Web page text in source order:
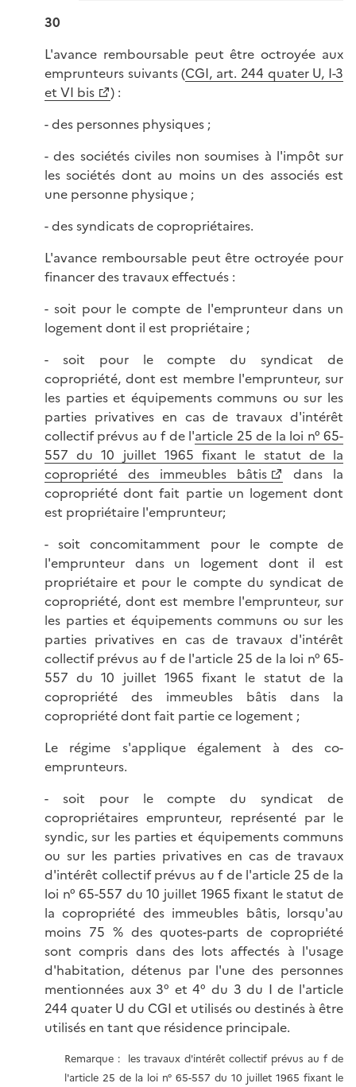
30
L'avance remboursable peut être octroyée aux
emprunteurs suivants (CGI, art. 244 quater U, I-3
et VI bis
) :
- des personnes physiques ;
- des sociétés civiles non soumises à l'impôt sur
les sociétés dont au moins un des associés est
une personne physique ;
- des syndicats de copropriétaires.
L'avance remboursable peut être octroyée pour
financer des travaux effectués :
- soit pour le compte de l'emprunteur dans un
logement dont il est propriétaire ;
- soit pour le compte du syndicat de
copropriété, dont est membre l'emprunteur, sur
les parties et équipements communs ou sur les
parties privatives en cas de travaux d'intérêt
collectif prévus au f de l'article 25 de la loi n° 65-
557 du 10 juillet 1965 fixant le statut de la
copropriété des immeubles bâtis
dans la
copropriété dont fait partie un logement dont
est propriétaire l'emprunteur;
- soit concomitamment pour le compte de
l'emprunteur dans un logement dont il est
propriétaire et pour le compte du syndicat de
copropriété, dont est membre l'emprunteur, sur
les parties et équipements communs ou sur les
parties privatives en cas de travaux d'intérêt
collectif prévus au f de l'article 25 de la loi n° 65-
557 du 10 juillet 1965 fixant le statut de la
copropriété des immeubles bâtis dans la
copropriété dont fait partie ce logement ;
Le régime s'applique également à des co-
emprunteurs.
- soit pour le compte du syndicat de
copropriétaires emprunteur, représenté par le
syndic, sur les parties et équipements communs
ou sur les parties privatives en cas de travaux
d'intérêt collectif prévus au f de l'article 25 de la
loi n° 65-557 du 10 juillet 1965 fixant le statut de
la copropriété des immeubles bâtis, lorsqu'au
moins 75 % des quotes-parts de copropriété
sont compris dans des lots affectés à l'usage
d'habitation, détenus par l'une des personnes
mentionnées aux 3° et 4° du 3 du I de l'article
244 quater U du CGI et utilisés ou destinés à être
utilisés en tant que résidence principale.
Remarque : les travaux d'intérêt collectif prévus au f de
l'article 25 de la loi n° 65-557 du 10 juillet 1965 fixant le